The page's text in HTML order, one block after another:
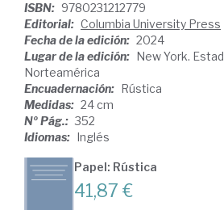
ISBN: 9780231212779
Editorial: Columbia University Press
Fecha de la edición: 2024
Lugar de la edición: New York.
Norteamérica
Encuadernación: Rústica
Medidas: 24 cm
Nº Pág.: 352
Idiomas: Inglés
Papel: Rústica
41,87 €